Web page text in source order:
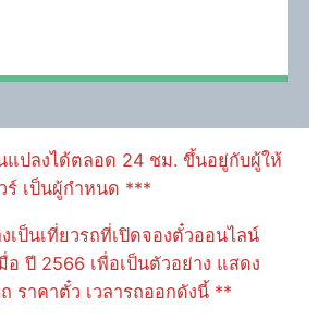
แปลงได้ตลอด 24 ชม. ขึ้นอยู่กับผู้ให้
ร์ เป็นผู้กำหนด ***
เป็นเที่ยวรถที่เปิดจองตั๋วออนไลน์
ปี 2566 เพื่อเป็นตัวอย่าง แสดง
ราคาตั๋ว เวลารถออกดังนี้ **